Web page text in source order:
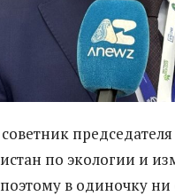
по экологии и
в одиночку